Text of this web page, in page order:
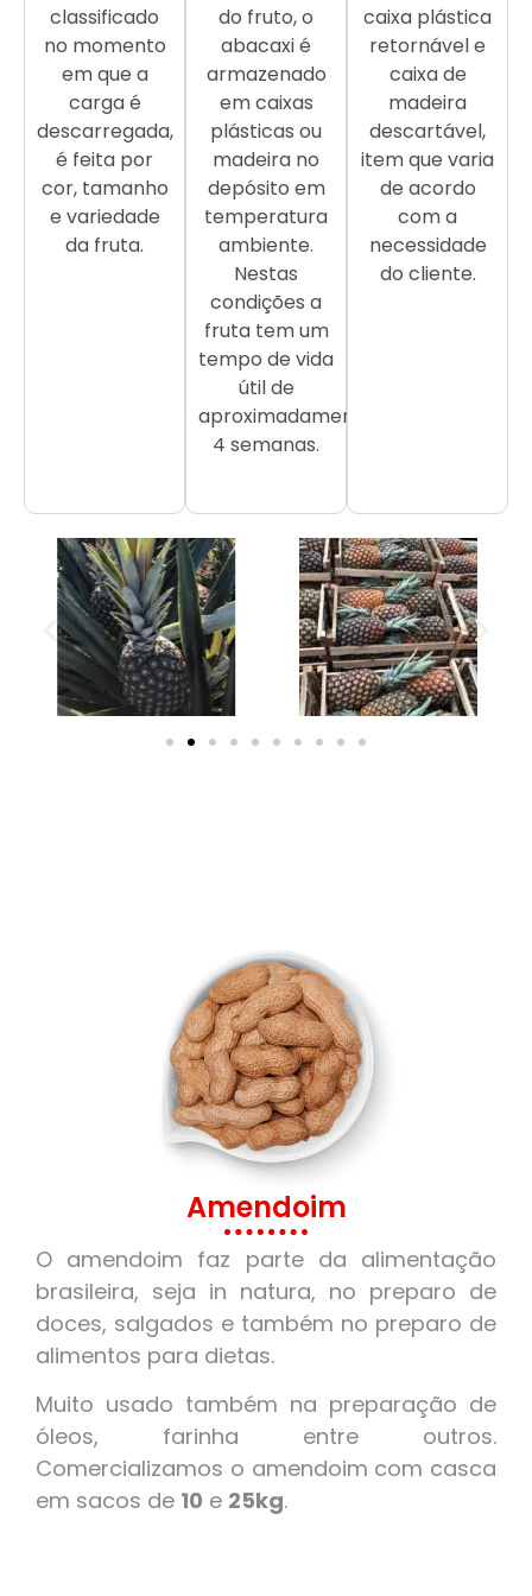
classificado
no momento
em que a
carga é
descarregada,
é feita por
cor, tamanho
e variedade
da fruta.
do fruto, o
abacaxi é
armazenado
em caixas
plásticas ou
madeira no
depósito em
temperatura
ambiente.
Nestas
condições a
fruta tem um
tempo de vida
útil de
aproximadamente
4 semanas.
caixa plástica
retornável e
caixa de
madeira
descartável,
item que varia
de acordo
com a
necessidade
do cliente.
Amendoim
O amendoim faz parte da alimentação
brasileira, seja in natura, no preparo de
doces, salgados e também no preparo de
alimentos para dietas.
Muito usado também na preparação de
óleos, farinha entre outros.
Comercializamos o amendoim com casca
em sacos de 10 e 25kg.